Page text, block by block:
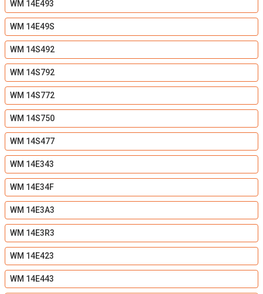
WM 14E493
WM 14E49S
WM 14S492
WM 14S792
WM 14S772
WM 14S750
WM 14S477
WM 14E343
WM 14E34F
WM 14E3A3
WM 14E3R3
WM 14E423
WM 14E443